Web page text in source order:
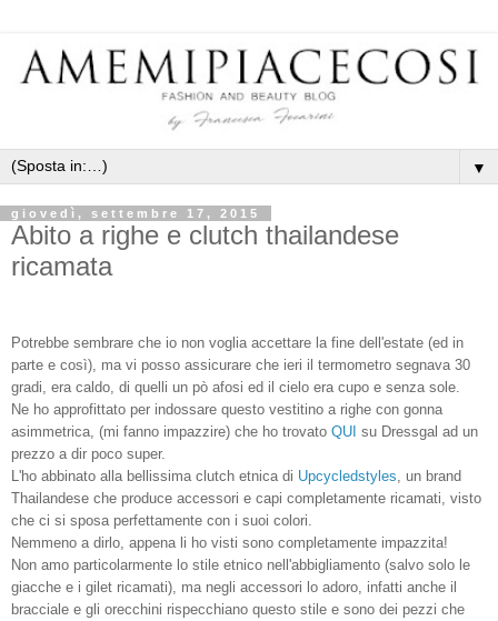
▼
giovedì, settembre 17, 2015
Abito a righe e clutch thailandese
ricamata
Potrebbe sembrare che io non voglia accettare la fine dell'estate (ed in
parte e così), ma vi posso assicurare che ieri il termometro segnava 30
gradi, era caldo, di quelli un pò afosi ed il cielo era cupo e senza sole.
Ne ho approfittato per indossare questo vestitino a righe con gonna
asimmetrica, (mi fanno impazzire) che ho trovato QUI su Dressgal ad un
prezzo a dir poco super.
L'ho abbinato alla bellissima clutch etnica di Upcycledstyles , un brand
Thailandese che produce accessori e capi completamente ricamati, visto
che ci si sposa perfettamente con i suoi colori.
Nemmeno a dirlo, appena li ho visti sono completamente impazzita!
Non amo particolarmente lo stile etnico nell'abbigliamento (salvo solo le
giacche e i gilet ricamati), ma negli accessori lo adoro, infatti anche il
bracciale e gli orecchini rispecchiano questo stile e sono dei pezzi che